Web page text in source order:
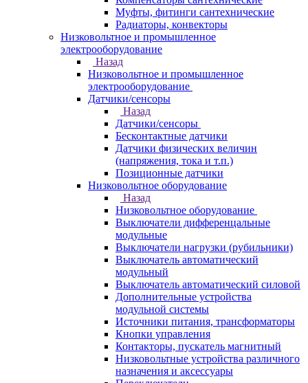
Муфты, фитинги сантехнические
Радиаторы, конвекторы
Низковольтное и промышленное
электрооборудование
Назад
Низковольтное и промышленное
электрооборудование
Датчики/сенсоры
Назад
Датчики/сенсоры
Бесконтактные датчики
Датчики физических величин
(напряжения, тока и т.п.)
Позиционные датчики
Низковольтное оборудование
Назад
Низковольтное оборудование
Выключатели дифференцальные
модульные
Выключатели нагрузки (рубильники)
Выключатель автоматический
модульный
Выключатель автоматический силовой
Дополнительные устройства
модульной системы
Источники питания, трансформаторы
Кнопки управления
Контакторы, пускатель магнитный
Низковольтные устройства различного
назначения и аксессуары